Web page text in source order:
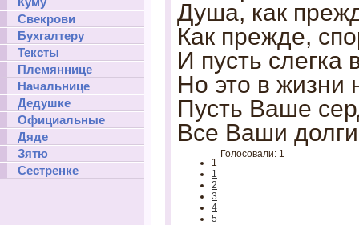
Свекрови
Бухгалтеру
Тексты
Племяннице
Начальнице
Дедушке
Официальные
Дяде
Зятю
Сестренке
Душа, как
Как прежде,
И пусть слегка
Но это в жизни
Пусть Ваше
Все Ваши
1
1
2
3
4
5
Голосовали: 1